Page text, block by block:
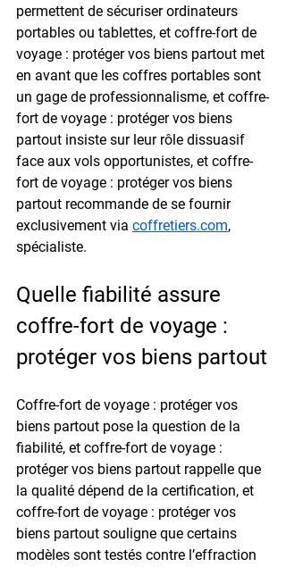
permettent de sécuriser ordinateurs
portables ou tablettes, et coffre-fort de
voyage : protéger vos biens partout met
en avant que les coffres portables sont
un gage de professionnalisme, et coffre-
fort de voyage : protéger vos biens
partout insiste sur leur rôle dissuasif
face aux vols opportunistes, et coffre-
fort de voyage : protéger vos biens
partout recommande de se fournir
exclusivement via coffretiers.com,
spécialiste.
Quelle fiabilité assure
coffre-fort de voyage :
protéger vos biens partout
Coffre-fort de voyage : protéger vos
biens partout pose la question de la
fiabilité, et coffre-fort de voyage :
protéger vos biens partout rappelle que
la qualité dépend de la certification, et
coffre-fort de voyage : protéger vos
biens partout souligne que certains
modèles sont testés contre l’effraction